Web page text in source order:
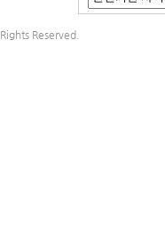
Reserved.